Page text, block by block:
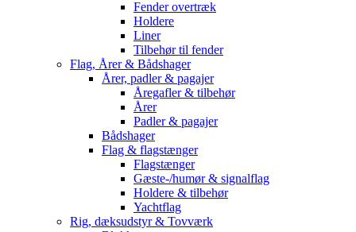
Fender overtræk
Holdere
Liner
Tilbehør til fender
Flag, Årer & Bådshager
Årer, padler & pagajer
Åregafler & tilbehør
Årer
Padler & pagajer
Bådshager
Flag & flagstænger
Flagstænger
Gæste-/humør & signalflag
Holdere & tilbehør
Yachtflag
Rig, dæksudstyr & Tovværk